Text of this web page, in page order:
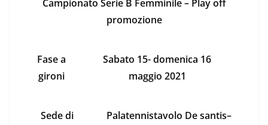
Campionato Serie B Femminile – Play off
promozione
Fase a
gironi
Sabato 15- domenica 16
maggio 2021
Sede di
Palatennistavolo De santis–